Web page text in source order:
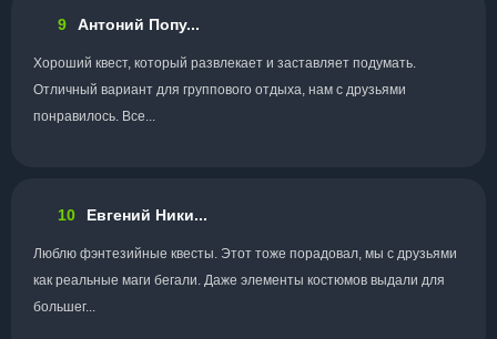
9 Антоний Попу...
Хороший квест, который развлекает и заставляет подумать.
Отличный вариант для группового отдыха, нам с друзьями
понравилось. Все...
10 Евгений Ники...
Люблю фэнтезийные квесты. Этот тоже порадовал, мы с друзьями
как реальные маги бегали. Даже элементы костюмов выдали для
большег...